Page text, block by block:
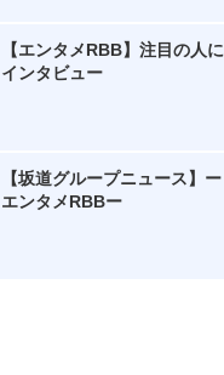
【エンタメRBB】注目の人に
インタビュー
【坂道グループニュース】ー
エンタメRBBー